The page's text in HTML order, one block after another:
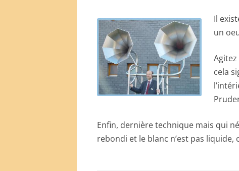
Il
un
cela
Enfin, dernière technique mais qui
rebondi et le blanc n’est pas liquide,